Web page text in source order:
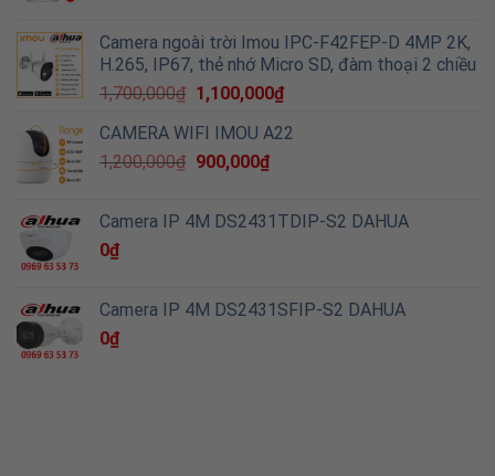
Camera ngoài trời Imou IPC-F42FEP-D 4MP 2K,
H.265, IP67, thẻ nhớ Micro SD, đàm thoại 2 chiều
1,700,000₫ 1,100,000₫
CAMERA WIFI IMOU A22
1,200,000₫ 900,000₫
Camera IP 4M DS2431TDIP-S2 DAHUA
0₫
Camera IP 4M DS2431SFIP-S2 DAHUA
0₫